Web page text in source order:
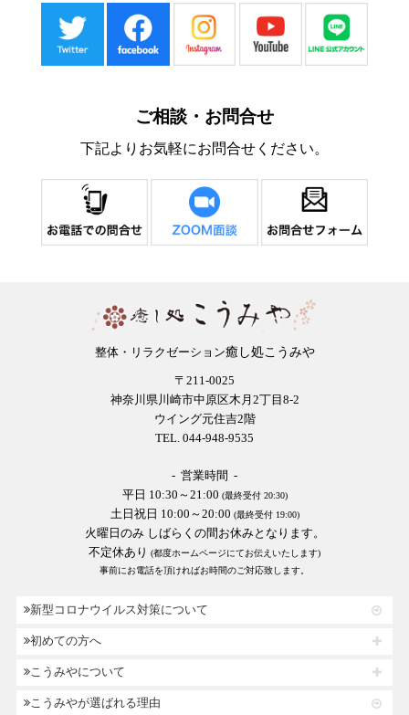
ご相談・お問合せ
下記よりお気軽にお問合せください。
整体・リラクゼーション癒し処こうみや
〒211-0025
神奈川県川崎市中原区木月2丁目8-2
ウイング元住吉2階
TEL. 044-948-9535
- 営業時間 -
平日 10:30～21:00 (最終受付 20:30)
土日祝日 10:00～20:00 (最終受付 19:00)
火曜日のみ しばらくの間お休みとなります。
不定休あり (都度ホームページにてお伝えいたします)
事前にお電話を頂ければお時間のご対応致します。
新型コロナウイルス対策について
初めての方へ
こうみやについて
こうみやが選ばれる理由